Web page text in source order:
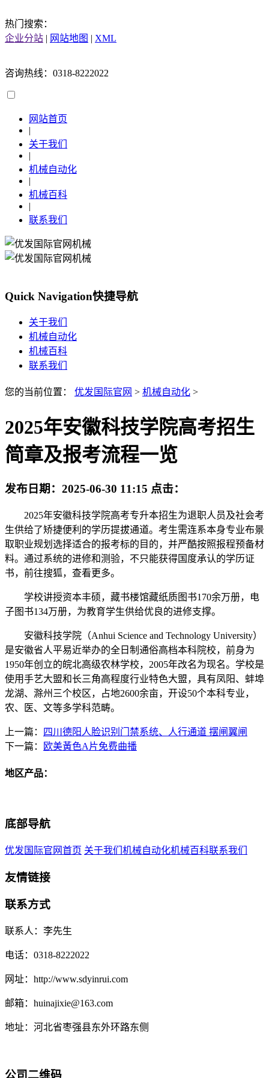
热门搜索：
企业分站 | 网站地图 | XML
咨询热线：0318-8222022
网站首页
|
关于我们
|
机械自动化
|
机械百科
|
联系我们
Quick Navigation快捷导航
关于我们
机械自动化
机械百科
联系我们
您的当前位置： 优发国际官网 > 机械自动化 >
2025年安徽科技学院高考招生
简章及报考流程一览
发布日期： 2025-06-30 11:15 点击：
2025年安徽科技学院高考专升本招生为退职人员及社会考
生供给了矫捷便利的学历提拔通道。考生需连系本身专业布景
取职业规划选择适合的报考标的目的，并严酷按照报程预备材
料。通过系统的进修和测验，不只能获得国度承认的学历证
书，前往搜狐，查看更多。
学校讲授资本丰硕，藏书楼馆藏纸质图书170余万册，电
子图书134万册，为教育学生供给优良的进修支撑。
安徽科技学院（Anhui Science and Technology University）
是安徽省人平易近举办的全日制通俗高档本科院校，前身为
1950年创立的皖北高级农林学校，2005年改名为现名。学校是
使用手艺大盟和长三角高程度行业特色大盟，具有凤阳、蚌埠
龙湖、滁州三个校区，占地2600余亩，开设50个本科专业，
农、医、文等多学科范畴。
上一篇：
四川德阳人脸识别门禁系统、人行通道 摆闸翼闸
下一篇：
欧美黃色A片免费曲播
地区产品：
底部导航
优发国际官网首页 关于我们 机械自动化机械百科联系我们
友情链接
联系方式
联系人：李先生
电话：0318-8222022
网址：http://www.sdyinrui.com
邮箱：huinajixie@163.com
地址：河北省枣强县东外环路东侧
公司二维码